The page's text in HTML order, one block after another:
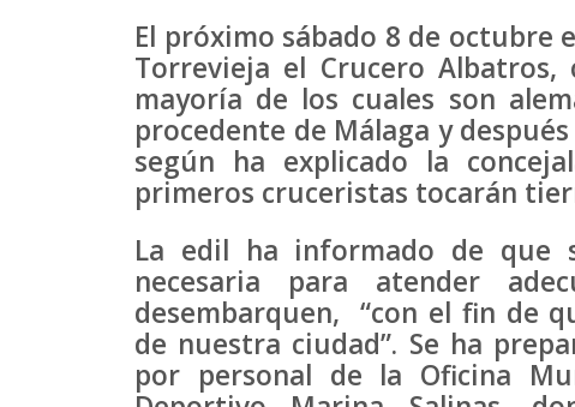
El próximo sábado 8 de octubre
Torrevieja el Crucero
mayoría de los cuales son
procedente de Málaga y
según ha explicado la
primeros cruceristas tocarán
La edil ha informado de que
necesaria para atender
desembarquen, “con el fin de
de nuestra ciudad”. Se ha
por personal de la Oficina